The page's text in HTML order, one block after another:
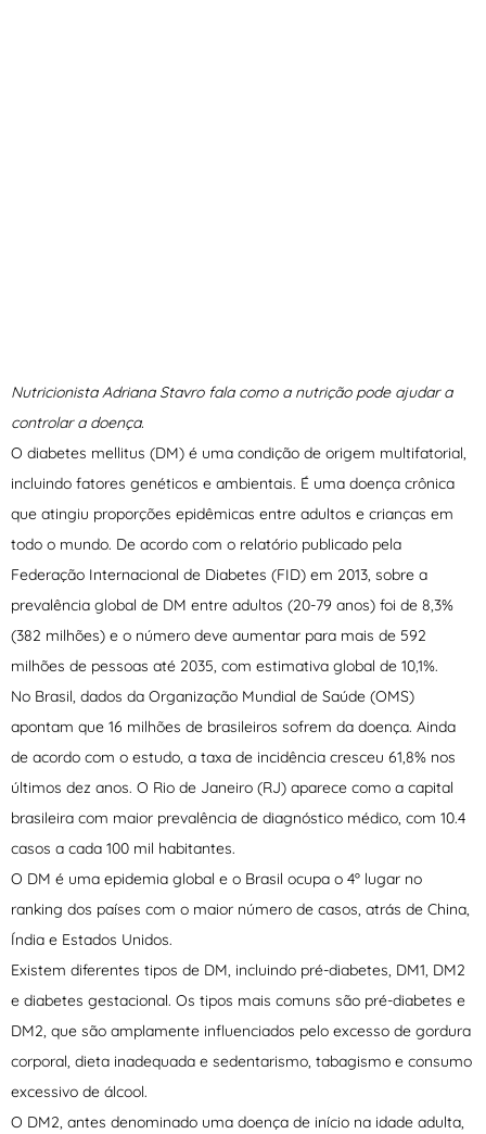
Nutricionista Adriana Stavro fala como a nutrição pode ajudar a
controlar a doença.
O diabetes mellitus (DM) é uma condição de origem multifatorial,
incluindo fatores genéticos e ambientais. É uma doença crônica
que atingiu proporções epidêmicas entre adultos e crianças em
todo o mundo. De acordo com o relatório publicado pela
Federação Internacional de Diabetes (FID) em 2013, sobre a
prevalência global de DM entre adultos (20-79 anos) foi de 8,3%
(382 milhões) e o número deve aumentar para mais de 592
milhões de pessoas até 2035, com estimativa global de 10,1%.
No Brasil, dados da Organização Mundial de Saúde (OMS)
apontam que 16 milhões de brasileiros sofrem da doença. Ainda
de acordo com o estudo, a taxa de incidência cresceu 61,8% nos
últimos dez anos. O Rio de Janeiro (RJ) aparece como a capital
brasileira com maior prevalência de diagnóstico médico, com 10.4
casos a cada 100 mil habitantes.
O DM é uma epidemia global e o Brasil ocupa o 4º lugar no
ranking dos países com o maior número de casos, atrás de China,
Índia e Estados Unidos.
Existem diferentes tipos de DM, incluindo pré-diabetes, DM1, DM2
e diabetes gestacional. Os tipos mais comuns são pré-diabetes e
DM2, que são amplamente influenciados pelo excesso de gordura
corporal, dieta inadequada e sedentarismo, tabagismo e consumo
excessivo de álcool.
O DM2, antes denominado uma doença de início na idade adulta,